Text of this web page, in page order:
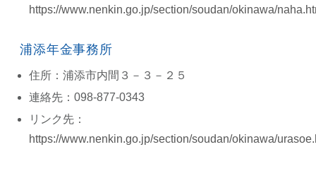
https://www.nenkin.go.jp/section/soudan/okinawa/
浦添年金事務所
住所：浦添市内間３－３－２５
連絡先：098-877-0343
リンク先：
https://www.nenkin.go.jp/section/soudan/okinawa/